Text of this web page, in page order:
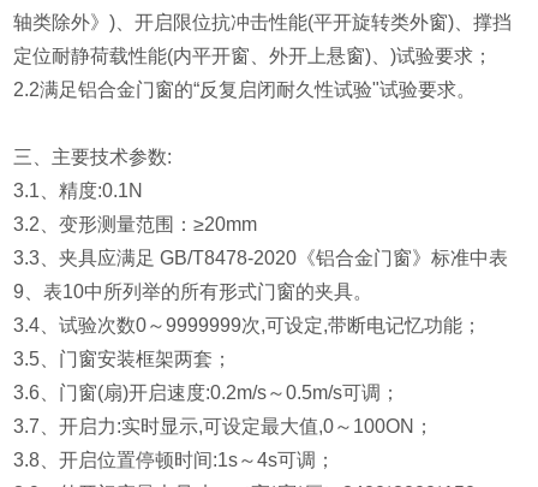
轴类除外》)、开启限位抗冲击性能(平开旋转类外窗)、撑挡
定位耐静荷载性能(内平开窗、外开上悬窗)、)试验要求；
2.2满足铝合金门窗的“反复启闭耐久性试验"试验要求。
三、主要技术参数:
3.1、精度:0.1N
3.2、变形测量范围：≥20mm
3.3、夹具应满足 GB/T8478-2020《铝合金门窗》标准中表
9、表10中所列举的所有形式门窗的夹具。
3.4、试验次数0～9999999次,可设定,带断电记忆功能；
3.5、门窗安装框架两套；
3.6、门窗(扇)开启速度:0.2m/s～0.5m/s可调；
3.7、开启力:实时显示,可设定最大值,0～100ON；
3.8、开启位置停顿时间:1s～4s可调；